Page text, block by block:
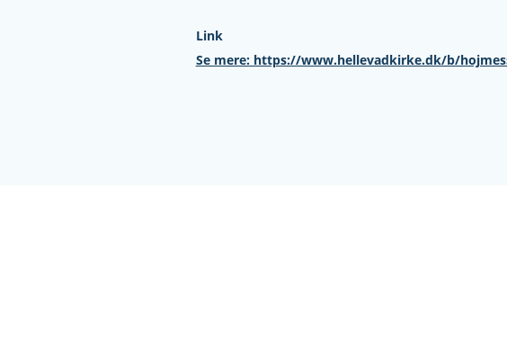
Link
Se mere: https://www.hellevadkirke.dk/b/